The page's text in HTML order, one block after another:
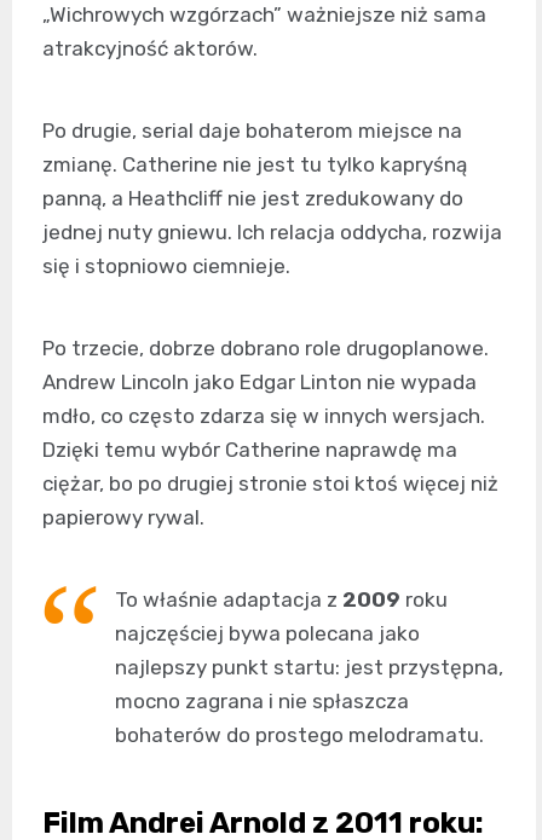
„Wichrowych wzgórzach” ważniejsze niż sama
atrakcyjność aktorów.
Po drugie, serial daje bohaterom miejsce na
zmianę. Catherine nie jest tu tylko kapryśną
panną, a Heathcliff nie jest zredukowany do
jednej nuty gniewu. Ich relacja oddycha, rozwija
się i stopniowo ciemnieje.
Po trzecie, dobrze dobrano role drugoplanowe.
Andrew Lincoln jako Edgar Linton nie wypada
mdło, co często zdarza się w innych wersjach.
Dzięki temu wybór Catherine naprawdę ma
ciężar, bo po drugiej stronie stoi ktoś więcej niż
papierowy rywal.
To właśnie adaptacja z 2009 roku
najczęściej bywa polecana jako
najlepszy punkt startu: jest przystępna,
mocno zagrana i nie spłaszcza
bohaterów do prostego melodramatu.
Film Andrei Arnold z 2011 roku: